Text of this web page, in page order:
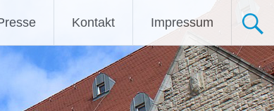
Kontakt Impressum